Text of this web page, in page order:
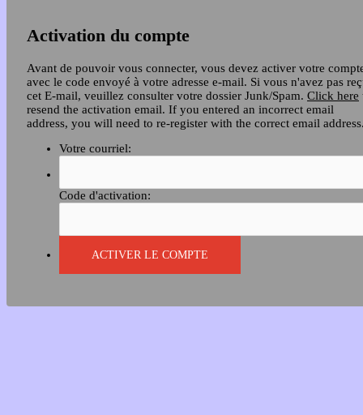
Activation du compte
Avant de pouvoir vous connecter, vous devez activer votre
avec le code envoyé à votre adresse e-mail. Si vous n'avez pas
cet E-mail, veuillez consulter votre dossier Junk/Spam. Click here
resend the activation email. If you entered an incorrect email
address, you will need to re-register with the correct email
Votre courriel:
Code d'activation: